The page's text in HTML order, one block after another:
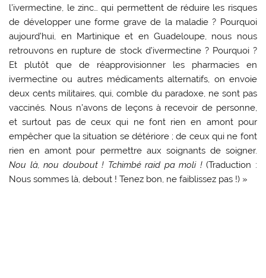
l’ivermectine, le zinc… qui permettent de réduire les risques
de développer une forme grave de la maladie ? Pourquoi
aujourd’hui, en Martinique et en Guadeloupe, nous nous
retrouvons en rupture de stock d’ivermectine ? Pourquoi ?
Et plutôt que de réapprovisionner les pharmacies en
ivermectine ou autres médicaments alternatifs, on envoie
deux cents militaires, qui, comble du paradoxe, ne sont pas
vaccinés. Nous n’avons de leçons à recevoir de personne,
et surtout pas de ceux qui ne font rien en amont pour
empêcher que la situation se détériore ; de ceux qui ne font
rien en amont pour permettre aux soignants de soigner.
Nou là, nou doubout ! Tchimbé raid pa moli !(Traduction :
Nous sommes là, debout ! Tenez bon, ne faiblissez pas !) »